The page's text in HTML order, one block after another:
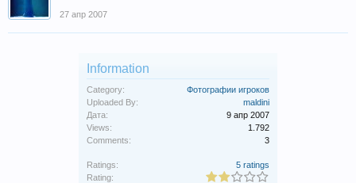
27 апр 2007
Information
Category:
Фотографии игроков
Uploaded By:
maldini
Дата:
9 апр 2007
Views:
1.792
Comments:
3
Ratings:
5 ratings
Rating: